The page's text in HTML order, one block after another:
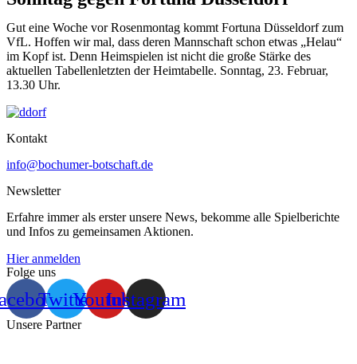
Gut eine Woche vor Rosenmontag kommt Fortuna Düsseldorf zum
VfL. Hoffen wir mal, dass deren Mannschaft schon etwas „Helau“
im Kopf ist. Denn Heimspielen ist nicht die große Stärke des
aktuellen Tabellenletzten der Heimtabelle. Sonntag, 23. Februar,
13.30 Uhr.
Kontakt
info@bochumer-botschaft.de
Newsletter
Erfahre immer als erster unsere News, bekomme alle Spielberichte
und Infos zu gemeinsamen Aktionen.
Hier anmelden
Folge uns
TwitterYoutubeInstagram
Unsere Partner